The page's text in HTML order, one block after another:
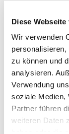
Diese
Wir verwenden
zu können und
analysieren.
Verwendung
soziale Medien,
Partner führen
weiteren Daten